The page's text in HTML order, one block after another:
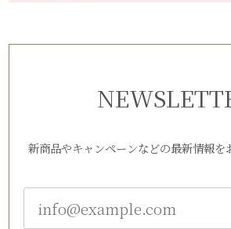
新商品やキャンペーンなどの最新情報を